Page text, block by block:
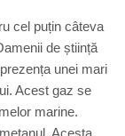
cel puțin câteva
de știință
unei mari
Acest gaz se
marine.
Acesta